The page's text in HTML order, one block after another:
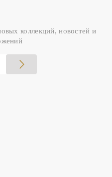
коллекций, новостей и